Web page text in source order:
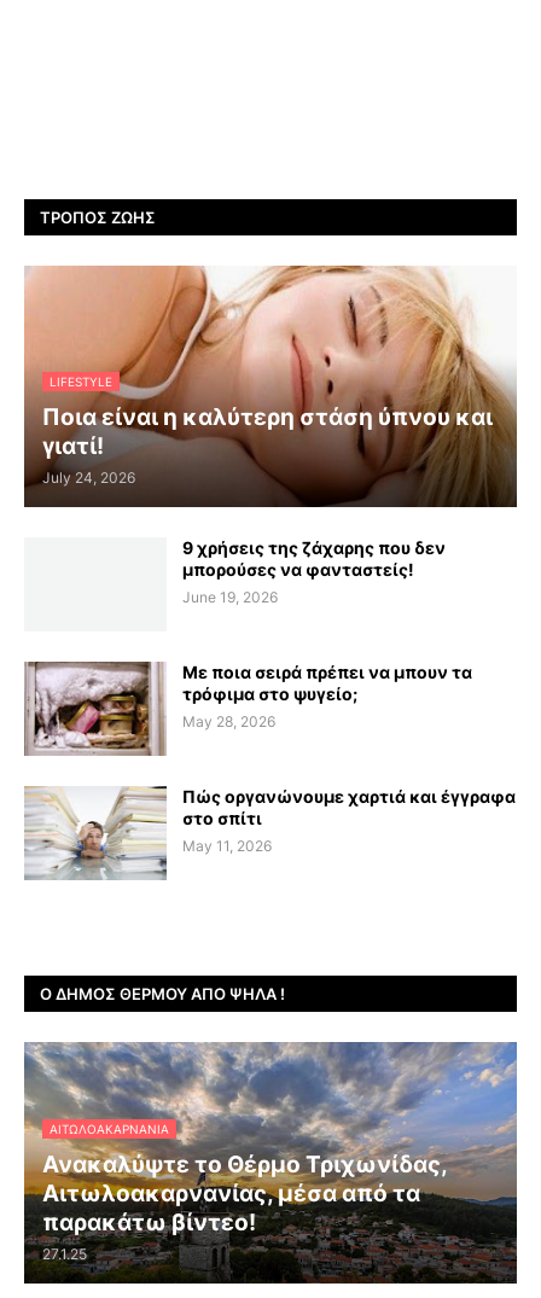
ΤΡΌΠΟΣ ΖΩΉΣ
LIFESTYLE
Ποια είναι η καλύτερη στάση ύπνου και
γιατί!
July 24, 2026
9 χρήσεις της ζάχαρης που δεν
μπορούσες να φανταστείς!
June 19, 2026
Με ποια σειρά πρέπει να μπουν τα
τρόφιμα στο ψυγείο;
May 28, 2026
Πώς οργανώνουμε χαρτιά και έγγραφα
στο σπίτι
May 11, 2026
Ο ΔΉΜΟΣ ΘΈΡΜΟΥ ΑΠΌ ΨΗΛΆ !
ΑΙΤΩΛΟΑΚΑΡΝΑΝΊΑ
Ανακαλύψτε το Θέρμο Τριχωνίδας,
Αιτωλοακαρνανίας, μέσα από τα
παρακάτω βίντεο!
27.1.25